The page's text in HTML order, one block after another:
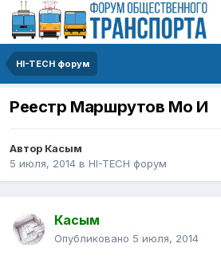
HI-TECH форум
Pеестр Маршрутов Мо И
Автор Касым
5 июля, 2014 в HI-TECH форум
Касым
Опубликовано 5 июля, 2014